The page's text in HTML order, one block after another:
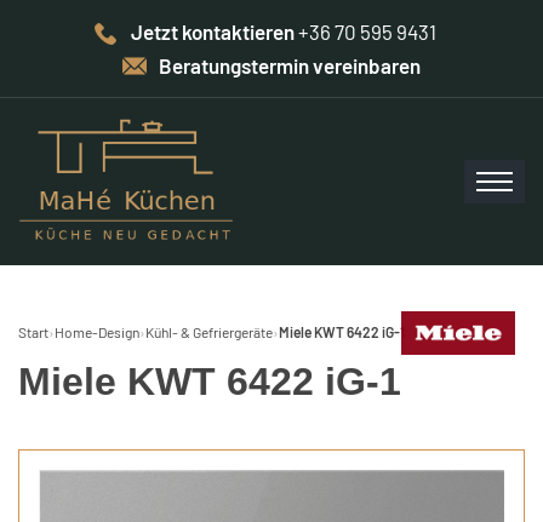
Jetzt kontaktieren+36 70 595 9431
Beratungstermin vereinbaren
Start› Home-Design› Kühl- & Gefriergeräte›Miele KWT 6422 iG-1
Miele KWT 6422 iG-1